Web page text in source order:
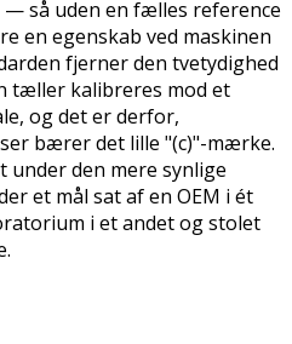
så uden en fælles reference
en egenskab ved maskinen
fjerner den tvetydighed
tæller kalibreres mod et
og det er derfor,
bærer det lille "(c)"-mærke.
under den mere synlige
et mål sat af en OEM i ét
i et andet og stolet